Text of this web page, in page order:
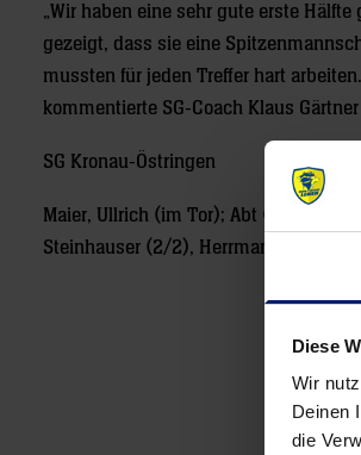
Diese
Wir
Deinen
die
„Wir haben eine sehr gute erste
gezeigt, dass sie eine
mussten für jeden Treffer hart
kommentierte SG-Coach Klaus
SG Kronau-Östringen
Maier, Ullrich (im Tor); Abt (6),
Steinhauser (2/2), Herrmann.